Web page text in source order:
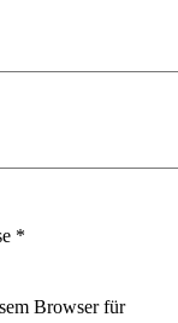
*
Browser für